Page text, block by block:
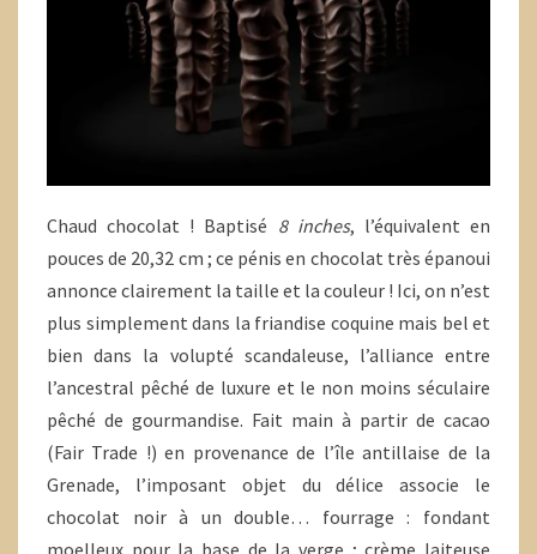
Chaud chocolat ! Baptisé 8 inches, l’équivalent en
pouces de 20,32 cm ; ce pénis en chocolat très épanoui
annonce clairement la taille et la couleur ! Ici, on n’est
plus simplement dans la friandise coquine mais bel et
bien dans la volupté scandaleuse, l’alliance entre
l’ancestral pêché de luxure et le non moins séculaire
pêché de gourmandise. Fait main à partir de cacao
(Fair Trade !) en provenance de l’île antillaise de la
Grenade, l’imposant objet du délice associe le
chocolat noir à un double… fourrage : fondant